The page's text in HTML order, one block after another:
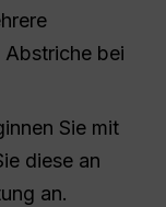
Abstriche bei
Sie mit
diese an
an.